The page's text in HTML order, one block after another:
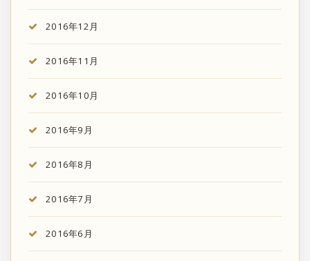
2016年12月
2016年11月
2016年10月
2016年9月
2016年8月
2016年7月
2016年6月